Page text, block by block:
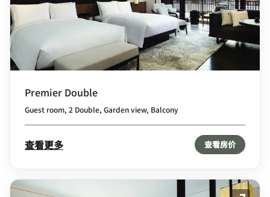
Premier Double
Guest room, 2 Double, Garden view, Balcony
查看更多 查看房价